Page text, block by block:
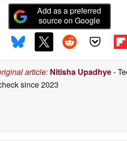
Add as a preferred
source on Google
article: Nitisha Upadhye-
since 2023